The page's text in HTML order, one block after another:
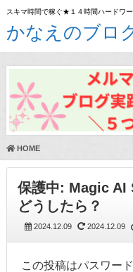
スキマ時間で稼ぐ★１４時間ハードワ
かなえのブロ
HOME
保護中: Magic AI
どうしたら？
2024.12.09 2024.12.09
この投稿はパスワー